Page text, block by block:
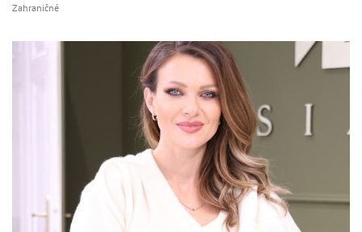
Zahraničné